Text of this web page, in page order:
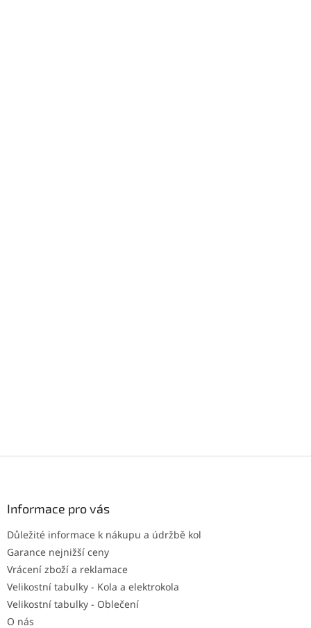
Informace pro vás
Důležité informace k nákupu a údržbě kol
Garance nejnižší ceny
Vrácení zboží a reklamace
Velikostní tabulky - Kola a elektrokola
Velikostní tabulky - Oblečení
O nás